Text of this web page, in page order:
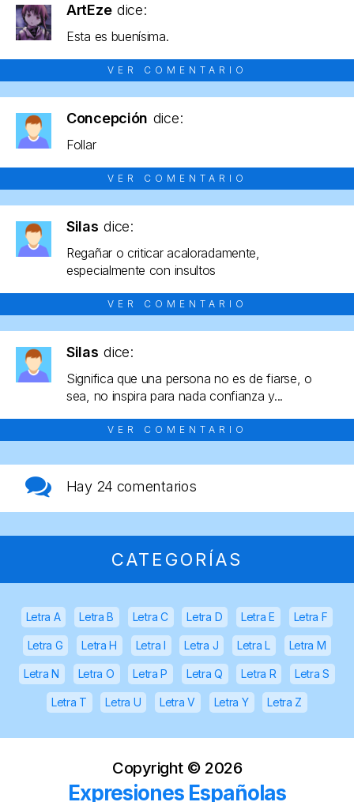
ArtEze dice:
Esta es buenísima.
VER COMENTARIO
Concepción dice:
Follar
VER COMENTARIO
Silas dice:
Regañar o criticar acaloradamente,
especialmente con insultos
VER COMENTARIO
Silas dice:
Significa que una persona no es de fiarse, o
sea, no inspira para nada confianza y...
VER COMENTARIO
Hay 24 comentarios
CATEGORÍAS
Letra A Letra B Letra C Letra D Letra E Letra F
Letra G Letra H Letra I Letra J Letra L Letra M
Letra N Letra O Letra P Letra Q Letra R Letra S
Letra T Letra U Letra V Letra Y Letra Z
Copyright © 2026
Expresiones Españolas